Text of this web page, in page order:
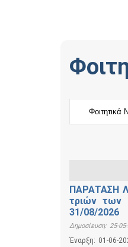
ΠΑΡΑΤΑΣΗ
τριών των
31/08/2026
Δημοσίευση: 25-
Έναρξη: 01-06-